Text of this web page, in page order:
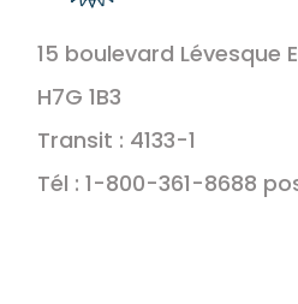
15 boulevard Lévesque
H7G 1B3
Transit : 4133-1
Tél : 1-800-361-8688